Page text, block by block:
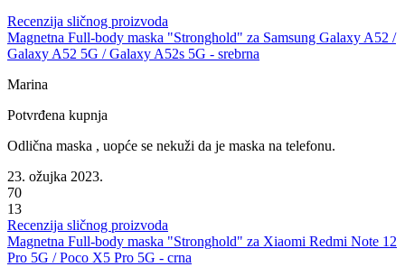
Recenzija sličnog proizvoda
Magnetna Full-body maska "Stronghold" za Samsung Galaxy A52 /
Galaxy A52 5G / Galaxy A52s 5G - srebrna
Marina
Potvrđena kupnja
Odlična maska , uopće se nekuži da je maska na telefonu.
23. ožujka 2023.
70
13
Recenzija sličnog proizvoda
Magnetna Full-body maska "Stronghold" za Xiaomi Redmi Note 12
Pro 5G / Poco X5 Pro 5G - crna